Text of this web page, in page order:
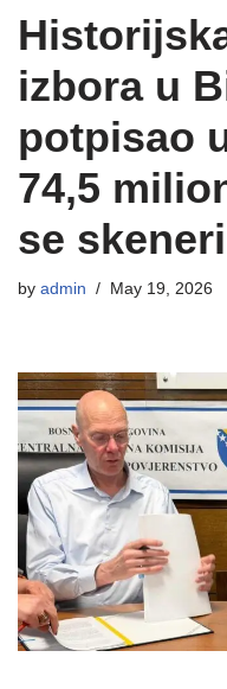
izbora u
potpisao
74,5
se
by admin May 19, 2026